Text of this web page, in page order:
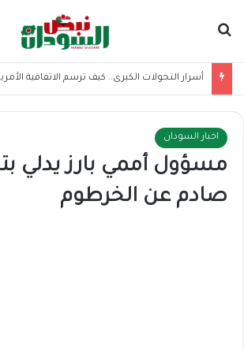
اخبار السودان
مسؤول أممي بارز يدلي
صادم عن الخرطوم